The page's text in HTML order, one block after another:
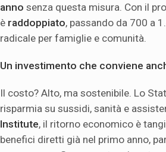
anno senza questa misura. Con il
è raddoppiato, passando da 700 a
radicale per famiglie e comunità.
Un investimento che conviene
Il costo? Alto, ma sostenibile. Lo
risparmia su sussidi, sanità e
Institute, il ritorno economico è
benefici diretti già nel primo anno,